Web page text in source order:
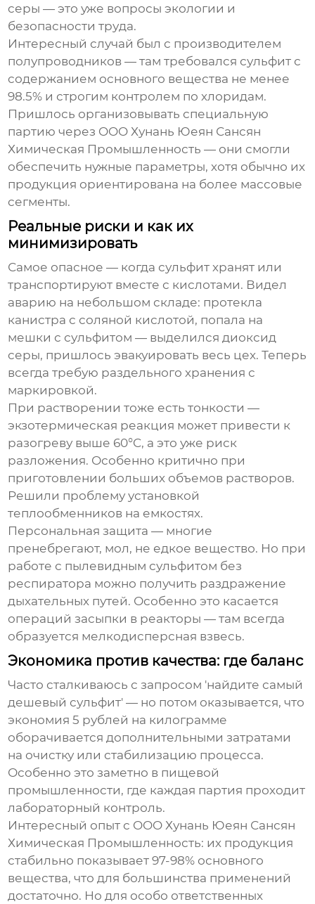
серы — это уже вопросы экологии и
безопасности труда.
Интересный случай был с производителем
полупроводников — там требовался сульфит с
содержанием основного вещества не менее
98.5% и строгим контролем по хлоридам.
Пришлось организовывать специальную
партию через OOO Хунань Юеян Сансян
Химическая Промышленность — они смогли
обеспечить нужные параметры, хотя обычно их
продукция ориентирована на более массовые
сегменты.
Реальные риски и как их
минимизировать
Самое опасное — когда сульфит хранят или
транспортируют вместе с кислотами. Видел
аварию на небольшом складе: протекла
канистра с соляной кислотой, попала на
мешки с сульфитом — выделился диоксид
серы, пришлось эвакуировать весь цех. Теперь
всегда требую раздельного хранения с
маркировкой.
При растворении тоже есть тонкости —
экзотермическая реакция может привести к
разогреву выше 60°C, а это уже риск
разложения. Особенно критично при
приготовлении больших объемов растворов.
Решили проблему установкой
теплообменников на емкостях.
Персональная защита — многие
пренебрегают, мол, не едкое вещество. Но при
работе с пылевидным сульфитом без
респиратора можно получить раздражение
дыхательных путей. Особенно это касается
операций засыпки в реакторы — там всегда
образуется мелкодисперсная взвесь.
Экономика против качества: где баланс
Часто сталкиваюсь с запросом 'найдите самый
дешевый сульфит' — но потом оказывается, что
экономия 5 рублей на килограмме
оборачивается дополнительными затратами
на очистку или стабилизацию процесса.
Особенно это заметно в пищевой
промышленности, где каждая партия проходит
лабораторный контроль.
Интересный опыт с OOO Хунань Юеян Сансян
Химическая Промышленность: их продукция
стабильно показывает 97-98% основного
вещества, что для большинства применений
достаточно. Но для особо ответственных